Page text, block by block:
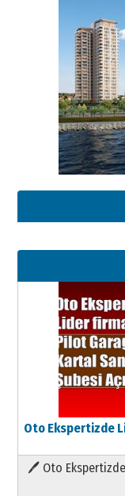
Oto Ekspertizde
🖊 Oto